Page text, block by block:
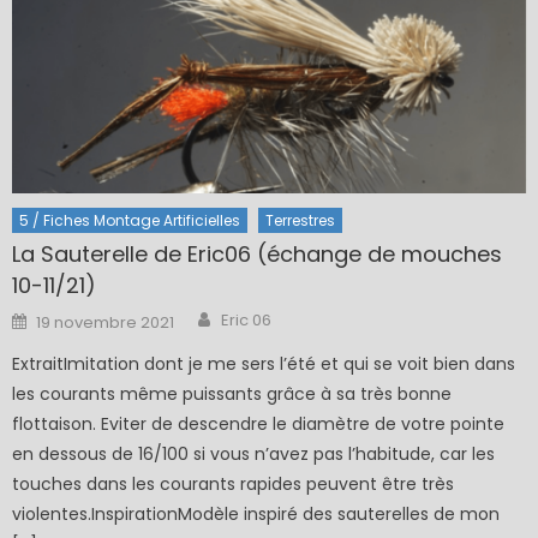
5 / Fiches Montage Artificielles Terrestres
La Sauterelle de Eric06 (échange de mouches
10-11/21)
Posted
on
19 novembre 2021 Author
Eric 06
ExtraitImitation dont je me sers l’été et qui se voit bien dans
les courants même puissants grâce à sa très bonne
flottaison. Eviter de descendre le diamètre de votre pointe
en dessous de 16/100 si vous n’avez pas l’habitude, car les
touches dans les courants rapides peuvent être très
violentes.InspirationModèle inspiré des sauterelles de mon